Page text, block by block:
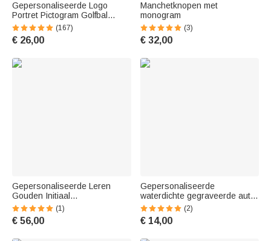
Gepersonaliseerde Logo
Portret Pictogram Golfbal
Stempel met Een Metalen
Doos Verjaardag Kerstmis
Vaderdag Cadeau voor
(167)
€ 26,00
Manchetknopen met
monogram
(3)
€ 32,00
Gepersonaliseerde Leren
Gouden Initiaal
Manchetknopen Bruiloft
Verjaardag Vaderdag Cadeau
voor Mannen Bruidsjonkers
(1)
€ 56,00
Gepersonaliseerde
waterdichte gegraveerde auto
naam embleem badge met
auto veiligheid lijm verjaardag
vaderdag cadeau voor auto-
(2)
€ 14,00